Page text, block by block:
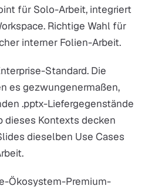
für Solo-Arbeit, integriert
Richtige Wahl für
interner Folien-Arbeit.
Standard. Die
es gezwungenermaßen,
.pptx-Liefergegenstände
dieses Kontexts decken
dieselben Use Cases
Ökosystem-Premium-